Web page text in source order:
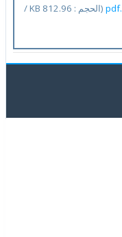
(الحجم : 812.96 KB /